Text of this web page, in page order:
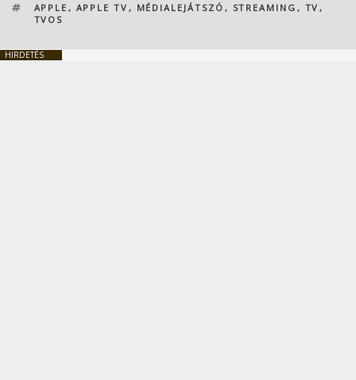
CÍMKÉK
APPLE , APPLE TV , MÉDIALEJÁTSZÓ , STREAMING , TV ,
TVOS
HIRDETÉS